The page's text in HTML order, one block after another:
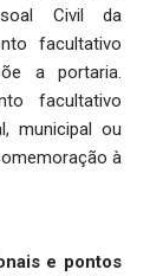
Civil da
facultativo
a portaria.
facultativo
municipal ou
à
e pontos